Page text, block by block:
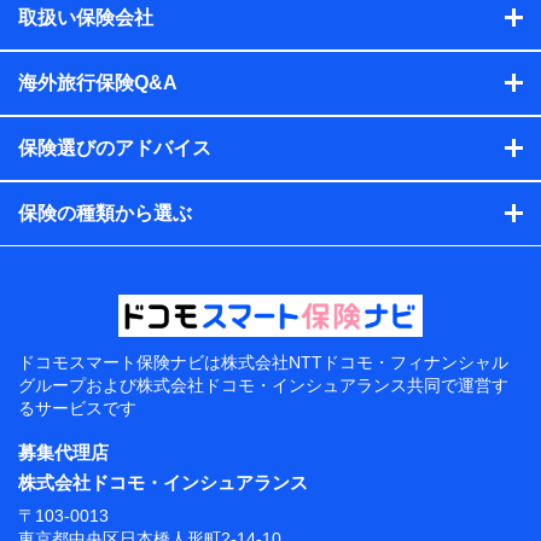
取扱い保険会社
海外旅行保険Q&A
保険選びのアドバイス
保険の種類から選ぶ
ドコモスマート保険ナビは株式会社NTTドコモ・フィナンシャル
グループおよび株式会社ドコモ・インシュアランス共同で運営す
るサービスです
募集代理店
株式会社ドコモ・インシュアランス
〒103-0013